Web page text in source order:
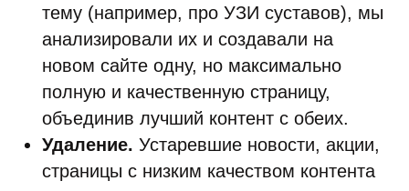
тему (например, про УЗИ суставов), мы
анализировали их и создавали на
новом сайте одну, но максимально
полную и качественную страницу,
объединив лучший контент с обеих.
Удаление. Устаревшие новости, акции,
страницы с низким качеством контента